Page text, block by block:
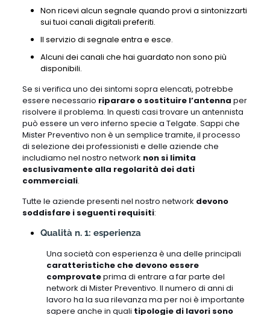
Non ricevi alcun segnale quando provi a sintonizzarti
sui tuoi canali digitali preferiti.
Il servizio di segnale entra e esce.
Alcuni dei canali che hai guardato non sono più
disponibili.
Se si verifica uno dei sintomi sopra elencati, potrebbe
essere necessario riparare o sostituire l’antenna per
risolvere il problema. In questi casi trovare un antennista
può essere un vero inferno specie a Telgate. Sappi che
Mister Preventivo non è un semplice tramite, il processo
di selezione dei professionisti e delle aziende che
includiamo nel nostro network non si limita
esclusivamente alla regolarità dei dati
commerciali.
Tutte le aziende presenti nel nostro network devono
soddisfare i seguenti requisiti:
Qualità n. 1: esperienza
Una società con esperienza è una delle principali
caratteristiche che devono essere
comprovateprima di entrare a far parte del
network di Mister Preventivo. Il numero di anni di
lavoro ha la sua rilevanza ma per noi è importante
sapere anche in quali tipologie di lavori sono